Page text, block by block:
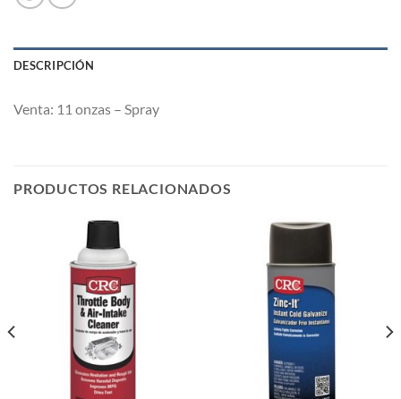
DESCRIPCIÓN
Venta: 11 onzas – Spray
PRODUCTOS RELACIONADOS